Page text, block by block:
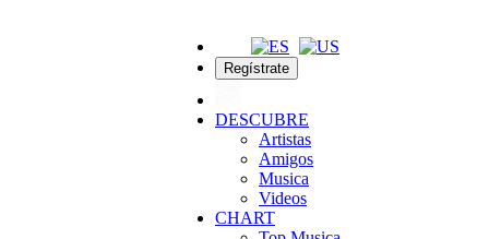
Regístrate
DESCUBRE
Artistas
Amigos
Musica
Videos
CHART